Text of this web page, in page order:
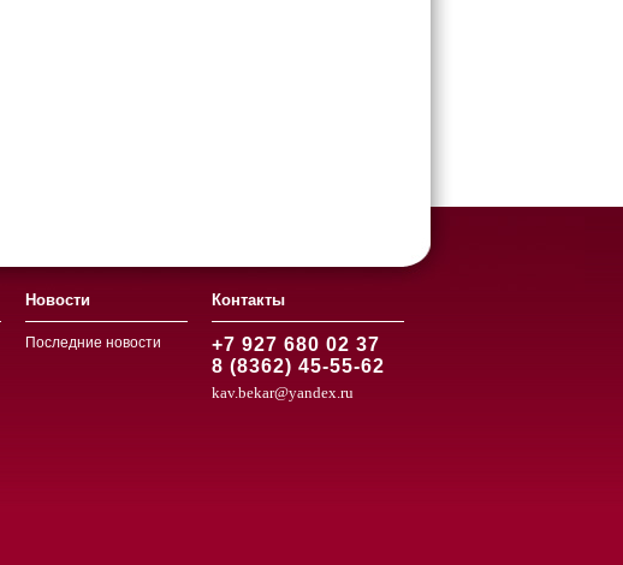
Новости
Последние новости
Контакты
+7 927 680 02 37
8 (8362) 45-55-62
kav.bekar@yandex.ru